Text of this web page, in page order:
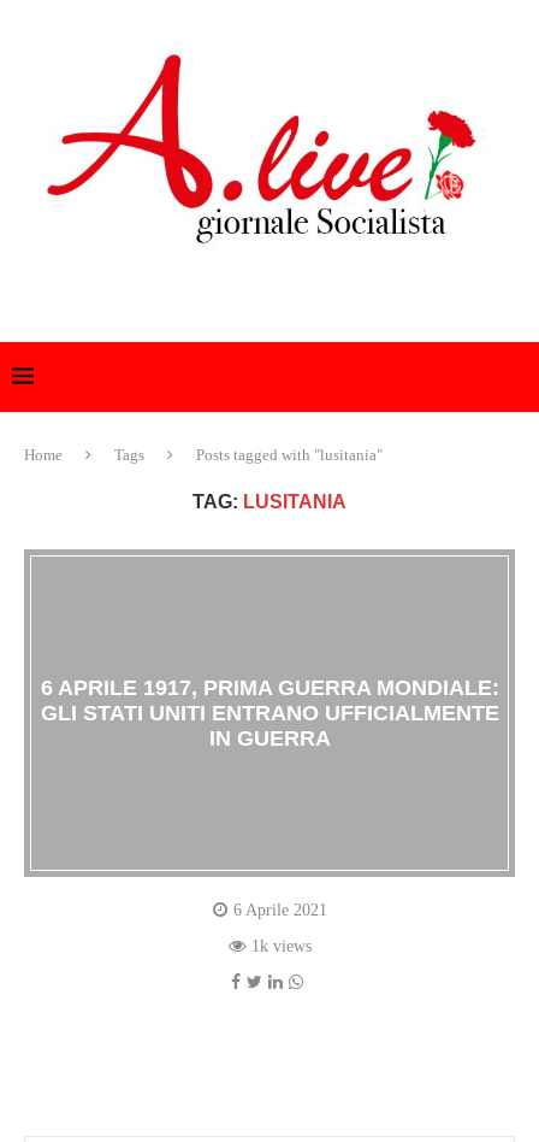
Home Tags Posts tagged with "lusitania"
TAG: LUSITANIA
6 APRILE 1917, PRIMA GUERRA MONDIALE:
GLI STATI UNITI ENTRANO UFFICIALMENTE
IN GUERRA
6 Aprile 2021
1k views